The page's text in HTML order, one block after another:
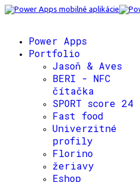
Power Apps
Portfolio
Jasoň & Aves
BERI - NFC
čítačka
SPORT score 24
Fast food
Univerzitné
profily
Florino
žeriavy
Eshop